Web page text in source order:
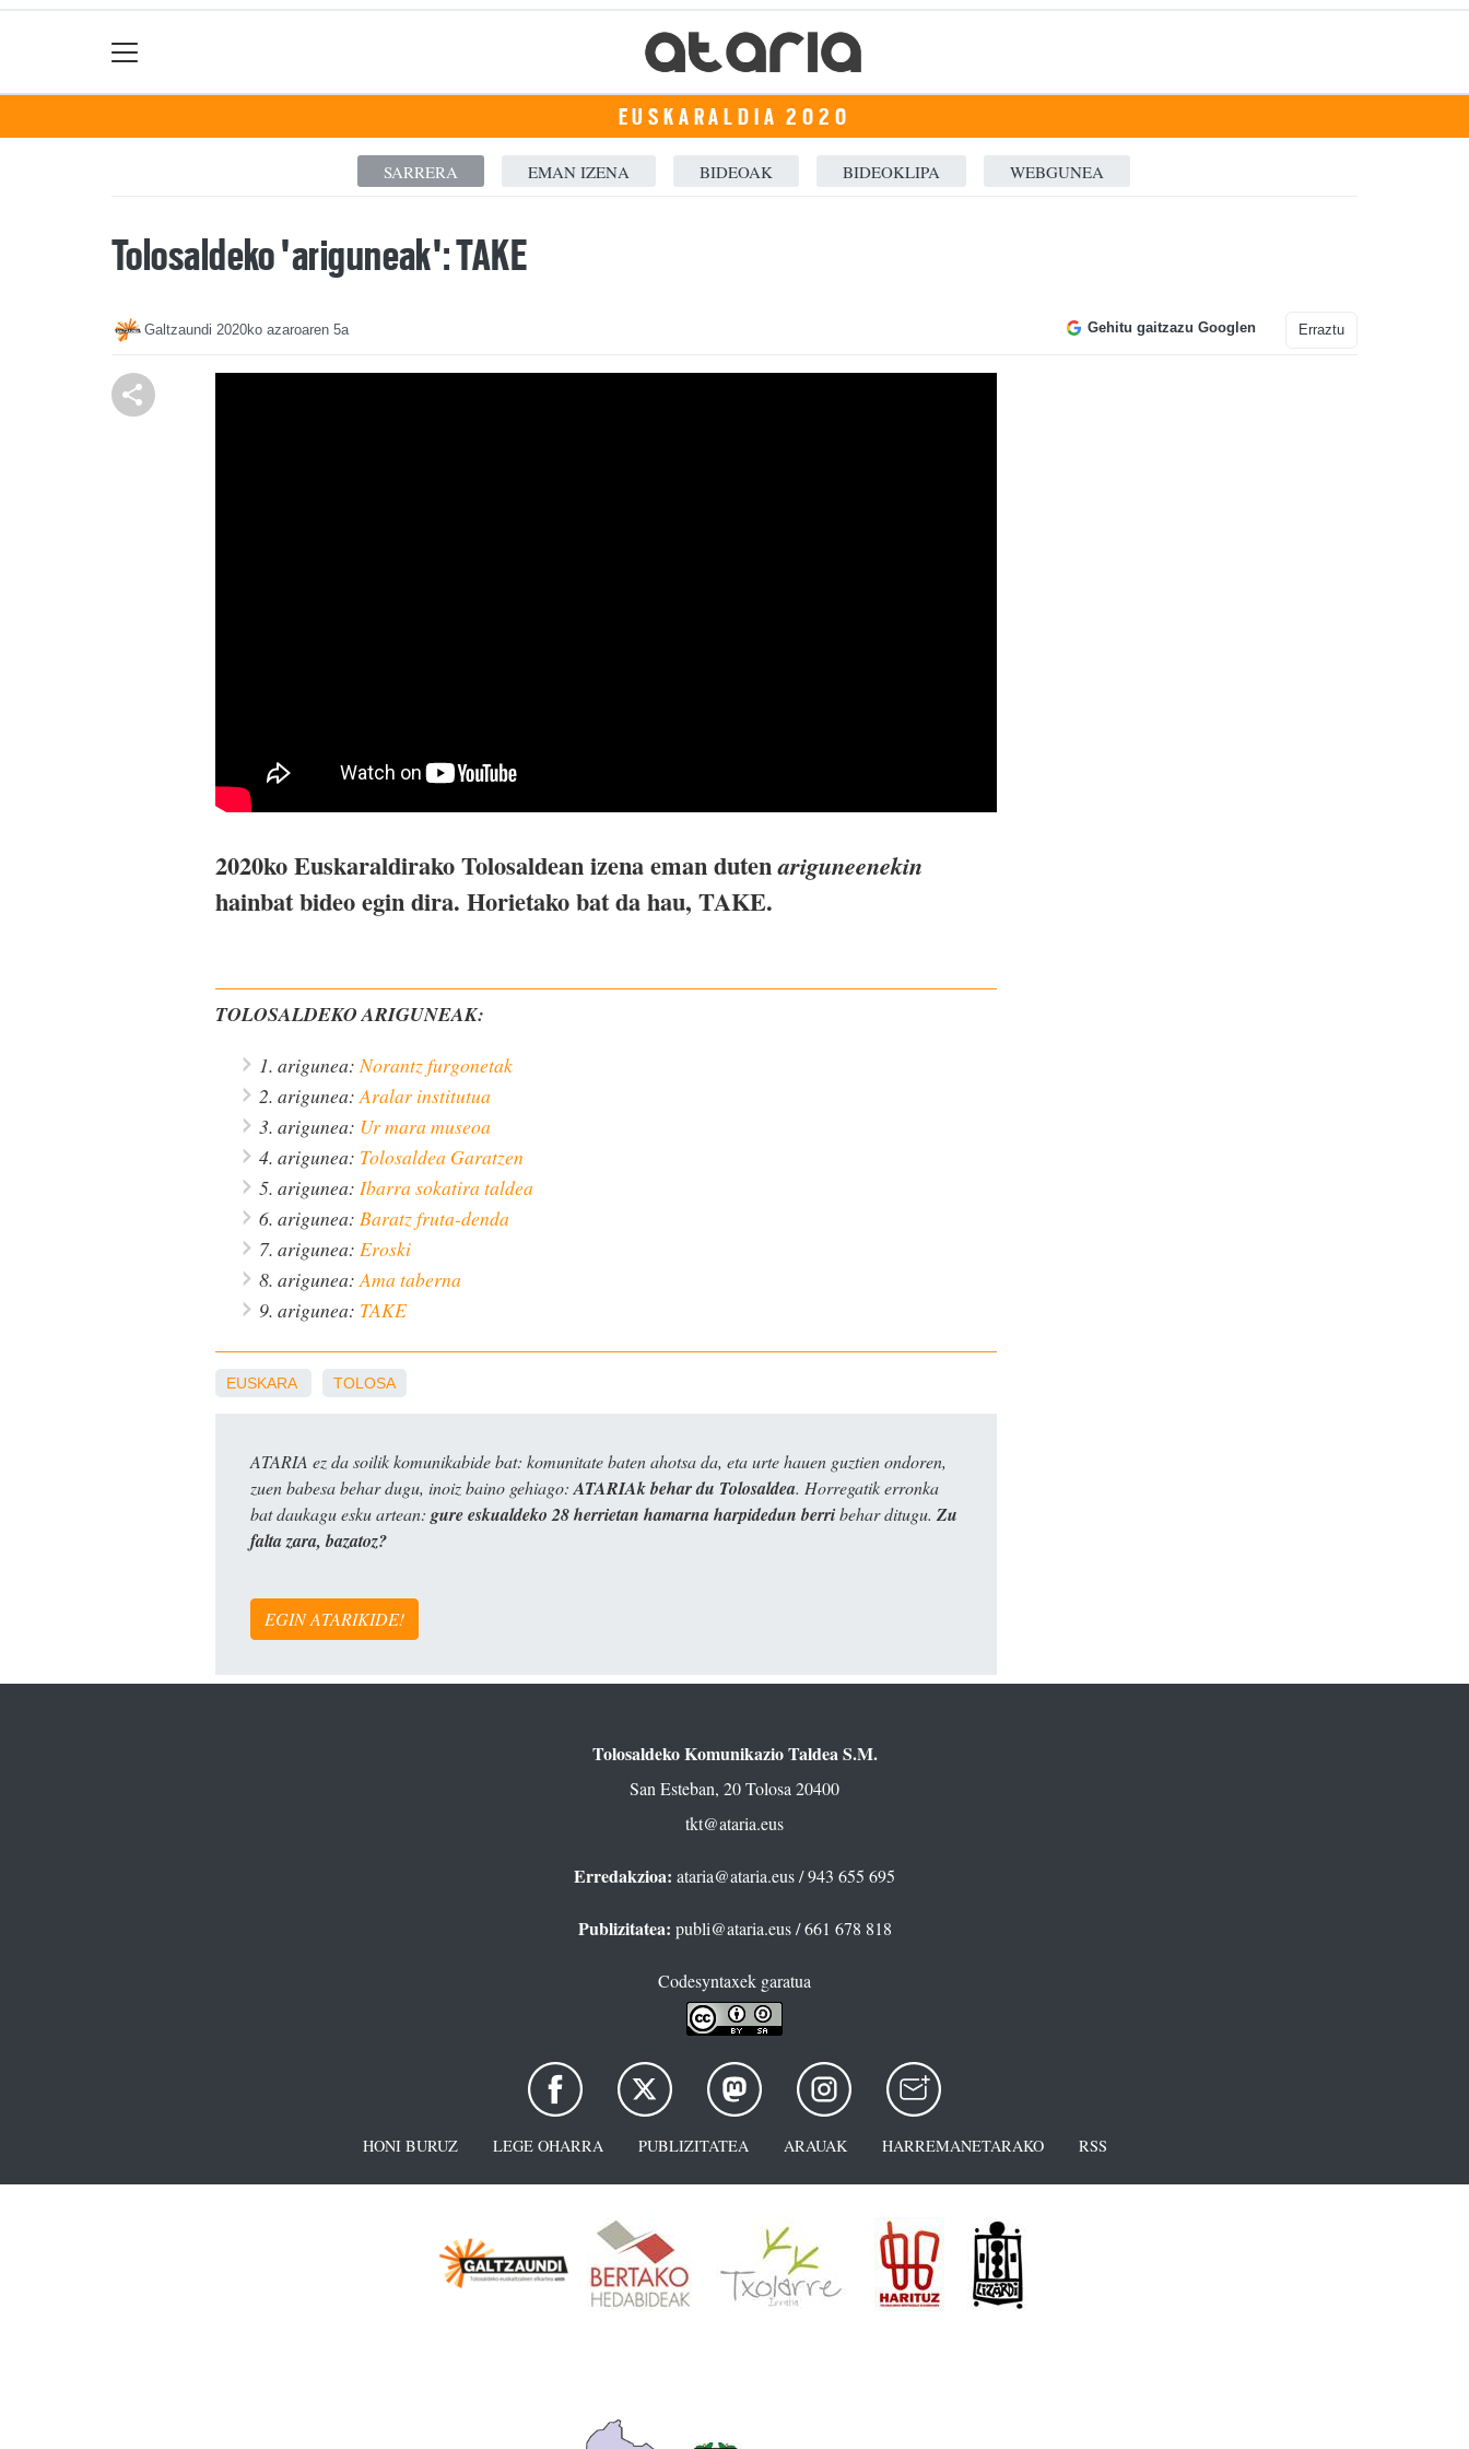
EUSKARALDIA 2020
SARRERA EMAN IZENA BIDEOAK BIDEOKLIPA WEBGUNEA
Tolosaldeko 'ariguneak': TAKE
Galtzaundi 2020ko azaroaren 5a Gehitu gaitzazu Googlen Erraztu
2020ko Euskaraldirako Tolosaldean izena eman dutenariguneenekin
hainbat bideo egin dira. Horietako bat da hau, TAKE.
TOLOSALDEKO ARIGUNEAK:
1. arigunea: Norantz furgonetak
2. arigunea: Aralar institutua
3. arigunea: Ur mara museoa
4. arigunea: Tolosaldea Garatzen
5. arigunea: Ibarra sokatira taldea
6. arigunea: Baratz fruta-denda
7. arigunea: Eroski
8. arigunea: Ama taberna
9. arigunea: TAKE
EUSKARA TOLOSA
ATARIA ez da soilik komunikabide bat: komunitate baten ahotsa da, eta urte hauen guztien ondoren,
zuen babesa behar dugu, inoiz baino gehiago: ATARIAk behar du Tolosaldea. Horregatik erronka
bat daukagu esku artean: gure eskualdeko 28 herrietan hamarna harpidedun berribehar ditugu. Zu
falta zara, bazatoz?
EGIN ATARIKIDE!
Tolosaldeko Komunikazio Taldea S.M.
San Esteban, 20 Tolosa 20400
tkt@ataria.eus
Erredakzioa: ataria@ataria.eus/ 943 655 695
Publizitatea: publi@ataria.eus/ 661 678 818
Codesyntaxek garatua
HONI BURUZ LEGE OHARRA PUBLIZITATEA ARAUAK HARREMANETARAKO RSS